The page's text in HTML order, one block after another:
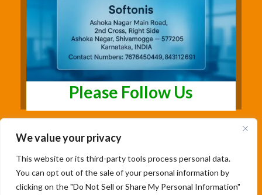
We value your privacy
This website or its third-party tools process personal data.
You can opt out of the sale of your personal information by
clicking on the "Do Not Sell or Share My Personal Information"
Please Follow Us